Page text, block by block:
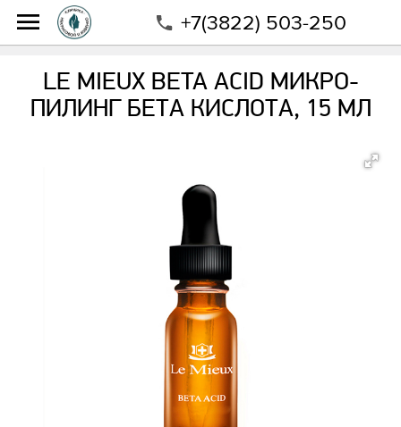
+7(3822) 503-250
LE MIEUX BETA ACID МИКРО-ПИЛИНГ БЕТА
КИСЛОТА, 15 МЛ
LE MIEUX BETA ACID МИКРО-
ПИЛИНГ БЕТА КИСЛОТА, 15 МЛ